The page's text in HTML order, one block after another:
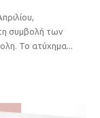
συμβολή των
Το ατύχημα...